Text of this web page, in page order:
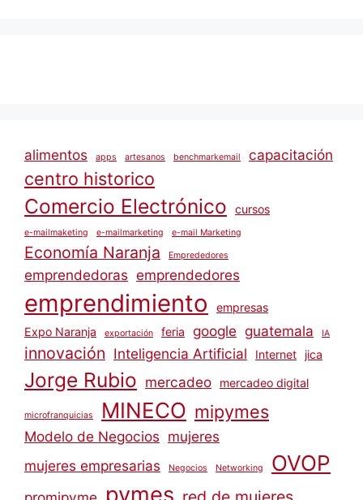
alimentos apps artesanos benchmarkemail capacitación
centro historico
Comercio Electrónico cursos
e-mailmaketing e-mailmarketing e-mail Marketing
Economía Naranja Emprededores
emprendedoras emprendedores
emprendimiento
empresas
Expo Naranja
exportación feria google guatemala IA
innovación Inteligencia Artificial Internet jica
Jorge Rubio mercadeo mercadeo digital
microfranquicias MINECO mipymes
Modelo de Negocios mujeres
mujeres empresarias
Negocios Networking OVOP
pymes